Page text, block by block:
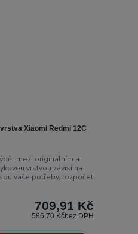
Xiaomi Redmi 12C
mezi originálním a
vrstvou závisí na
vaše potřeby, rozpočet
709,91 Kč
586,70 Kčbez DPH